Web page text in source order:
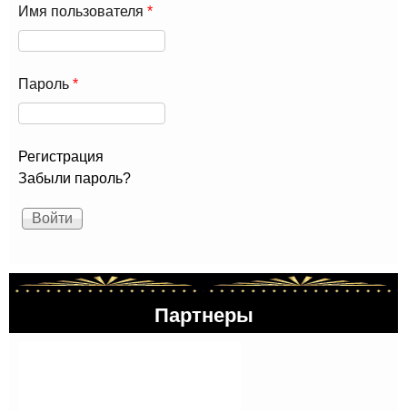
Имя пользователя *
Пароль *
Регистрация
Забыли пароль?
Партнеры